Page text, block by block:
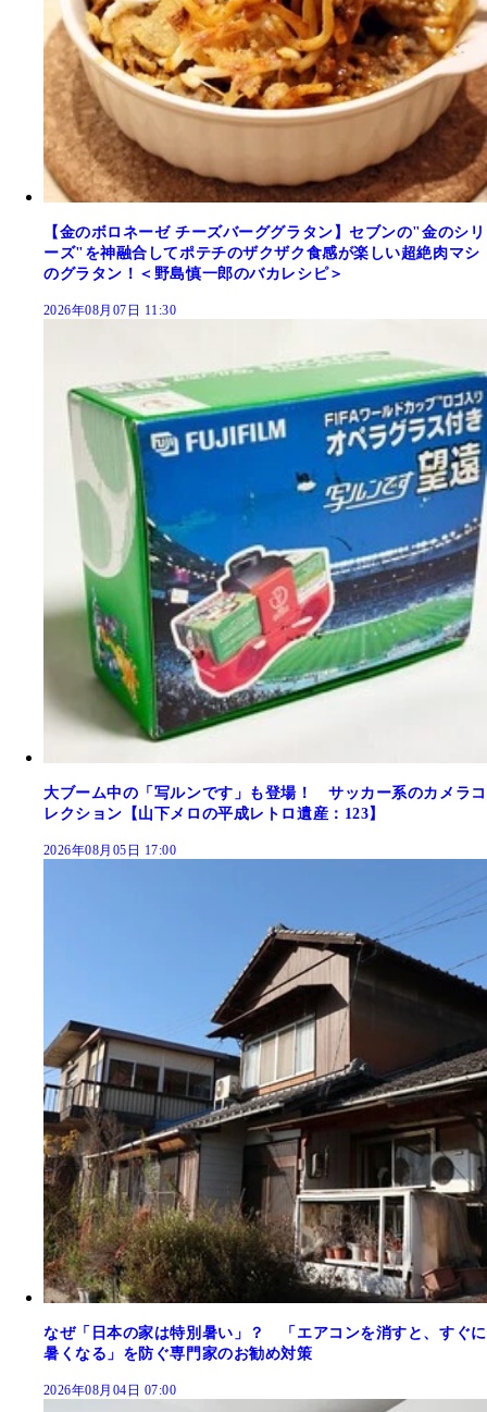
【金のボロネーゼ チーズバーググラタン】セブンの"金のシリ
ーズ"を神融合してポテチのザクザク食感が楽しい超絶肉マシ
のグラタン！＜野島慎一郎のバカレシピ＞
2026年08月07日 11:30
大ブーム中の「写ルンです」も登場！ サッカー系のカメラコ
レクション【山下メロの平成レトロ遺産：123】
2026年08月05日 17:00
なぜ「日本の家は特別暑い」？ 「エアコンを消すと、すぐに
暑くなる」を防ぐ専門家のお勧め対策
2026年08月04日 07:00